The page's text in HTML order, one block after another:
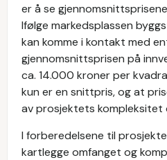
er å se
Ifølge markedsplassen
kan komme i kontakt med
gjennomsnittsprisen på
ca. 14.000 kroner per
kun er en snittpris, og at
av prosjektets kompleksitet
I forberedelsene til
kartlegge omfanget og